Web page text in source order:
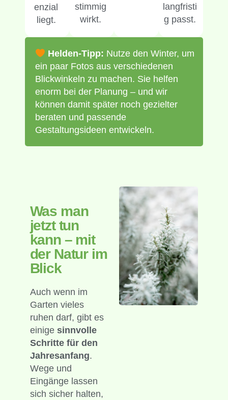
enzial
liegt.
stimmig
wirkt.
langfristi
g passt.
Helden-Tipp: Nutze den Winter, um
ein paar Fotos aus verschiedenen
Blickwinkeln zu machen. Sie helfen
enorm bei der Planung – und wir
können damit später noch gezielter
beraten und passende
Gestaltungsideen entwickeln.
Was man
jetzt tun
kann – mit
der Natur im
Blick
Auch wenn im
Garten vieles
ruhen darf, gibt es
einige sinnvolle
Schritte für den
Jahresanfang.
Wege und
Eingänge lassen
sich sicher halten,